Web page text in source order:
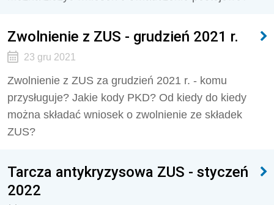
Zwolnienie z ZUS - grudzień 2021 r.
23 gru 2021
Zwolnienie z ZUS za grudzień 2021 r. - komu
przysługuje? Jakie kody PKD? Od kiedy do kiedy
można składać wniosek o zwolnienie ze składek
ZUS?
Tarcza antykryzysowa ZUS - styczeń
2022